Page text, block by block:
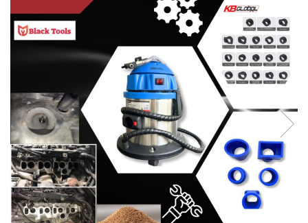
Clima/Aer conditionat
Cricuri cutie viteze
Dispozitive de sablat & accesorii
Dispozitive spalat piese
Dulapuri Bancuri Carucioare
Bancuri de lucru
Carucioare pentru marfa
Cutii pentru scule
Dulapuri echipate
Dulapuri pentru scule
Module scule
Echipamente De Sudura